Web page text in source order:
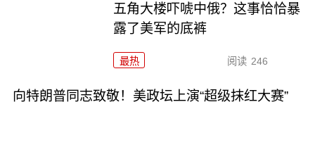
五角大楼吓唬中俄？这事恰恰暴
露了美军的底裤
最热 阅读 246
向特朗普同志致敬！美政坛上演“超级抹红大赛”